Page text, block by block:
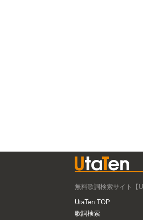
無料歌詞検索サイト【
UtaTen TOP
歌詞検索